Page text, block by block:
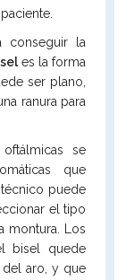
conseguir la
es la forma
ser plano,
ranura para
se
que
puede
el tipo
montura. Los
bisel quede
del aro, y que